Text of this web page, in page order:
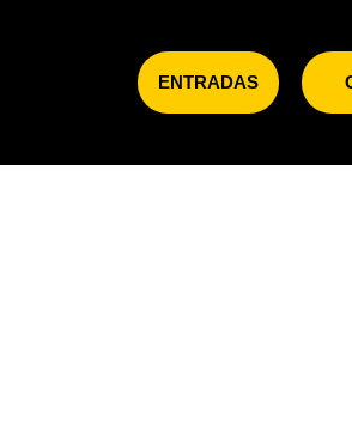
ENTRADAS